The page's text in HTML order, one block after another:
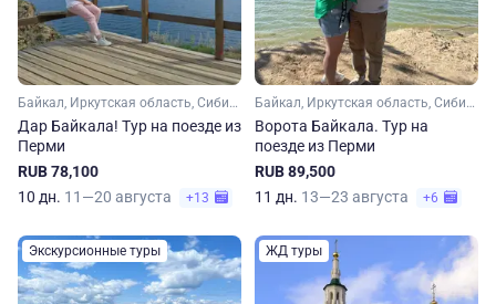
Байкал, Иркутская область, Сибирь
Дар Байкала! Тур на поезде из
Перми
RUB 78,100
10 дн. 11—20 августа +13
Байкал, Иркутская область, Сибирь
Ворота Байкала. Тур на
поезде из Перми
RUB 89,500
11 дн. 13—23 августа +6
Экскурсионные туры ЖД туры